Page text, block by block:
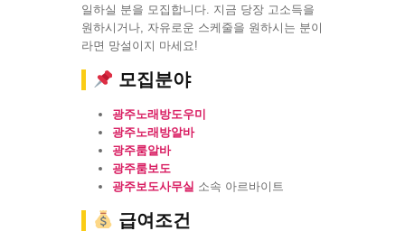
일하실 분을 모집합니다. 지금 당장 고소득을
원하시거나, 자유로운 스케줄을 원하시는 분이
라면 망설이지 마세요!
모집분야
광주노래방도우미
광주노래방알바
광주룸알바
광주룸보도
광주보도사무실 소속 아르바이트
급여조건